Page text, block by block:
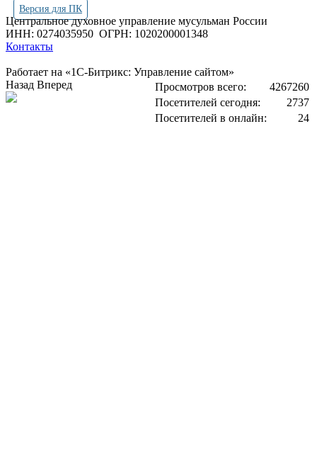
Версия для ПК
Центральное духовное управление мусульман России
ИНН: 0274035950 ОГРН: 1020200001348
Контакты
Работает на «1С-Битрикс: Управление сайтом»
Просмотров всего:
4267260
Посетителей сегодня:
2737
Посетителей в онлайн:
24
Назад Вперед